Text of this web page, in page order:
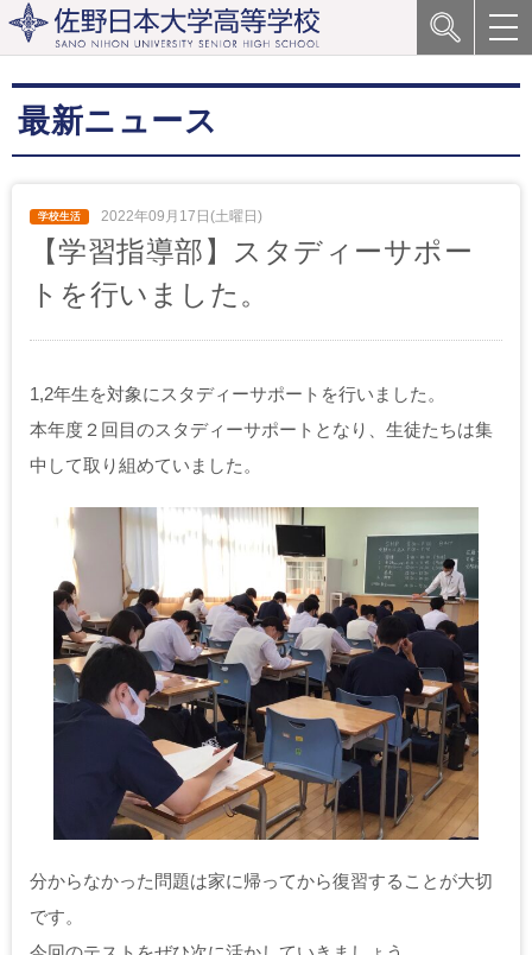
最新ニュース
2022年09月17日(土曜日)
【学習指導部】スタディーサポー
トを行いました。
1,2年生を対象にスタディーサポートを行いました。
本年度２回目のスタディーサポートとなり、生徒たちは集
中して取り組めていました。
分からなかった問題は家に帰ってから復習することが大切
です。